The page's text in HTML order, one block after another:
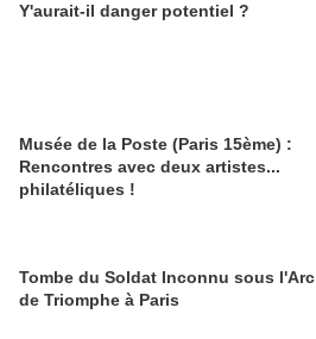
Y'aurait-il danger potentiel ?
Musée de la Poste (Paris 15ème) :
Rencontres avec deux artistes...
philatéliques !
Tombe du Soldat Inconnu sous l'Arc
de Triomphe à Paris